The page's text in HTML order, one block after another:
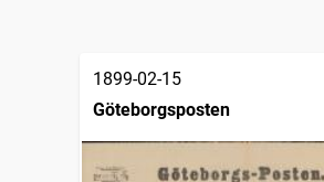
1899-02-15
Göteborgsposten